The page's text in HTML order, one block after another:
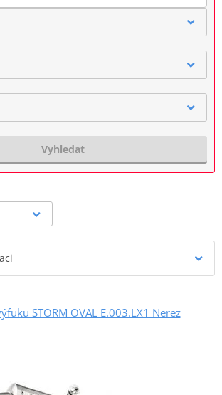
Vyhledat
STORM OVAL E.003.LX1 Nerez